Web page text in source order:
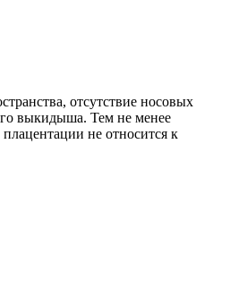
отсутствие носовых
выкидыша. Тем не менее
не относится к